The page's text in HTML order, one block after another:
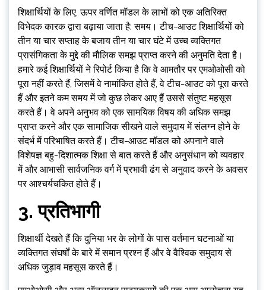
शिक्षार्थियों के लिए, ऊपर वर्णित मॉडल के लाभों को एक अतिरिक्त
विभेदक कारक द्वारा बढ़ाया जाता है: समय। टीच-आउट शिक्षार्थियों को
तीन या चार सप्ताह के बजाय तीन या चार घंटे में उच्च व्यक्तिगत
प्रासंगिकता के मुद्दे की मौलिक समझ प्राप्त करने की अनुमति देता है।
हमारे कई शिक्षार्थियों ने रिपोर्ट किया है कि वे आमतौर पर एमओओसी को
पूरा नहीं करते हैं, जिसमें वे नामांकित होते हैं, वे टीच-आउट को पूरा करते
हैं और इतने कम समय में जो कुछ लेकर आए हैं उससे संतुष्ट महसूस
करते हैं। वे अपने अनुभव को एक सामयिक विषय की अधिक समझ
प्राप्त करने और एक सामाजिक सीखने वाले समुदाय में संलग्न होने के
संदर्भ में परिभाषित करते हैं। टीच-आउट मॉडल को अपनाने वाले
विशेषज्ञ बहु-दिशात्मक शिक्षा से बात करते हैं और अनुसंधान को व्यवहार
में और आभासी सार्वजनिक वर्ग में प्रभावी ढंग से अनुवाद करने के अवसर
पर आश्चर्यचकित होते हैं।
3. प्रतिभागी
शिक्षार्थी देखते हैं कि दुनिया भर के लोगों के पास वर्तमान घटनाओं या
व्यक्तिगत संघर्षों के बारे में समान प्रश्न हैं और वे वैश्विक समुदाय से
अधिक जुड़ाव महसूस करते हैं।